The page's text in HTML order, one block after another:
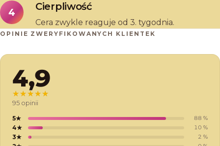
4 Cierpliwość
Cera zwykle reaguje od 3. tygodnia.
OPINIE ZWERYFIKOWANYCH KLIENTEK
4,9
★★★★★
★★★★★
95 opinii
5★ 88 %
4★ 10 %
3★ 2 %